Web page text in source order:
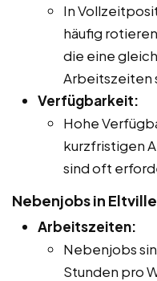
In
häufig
die eine
Arbeitszeiten
Verfügbarkeit:
Hohe
kurzfristigen
sind oft
Nebenjobs in
Arbeitszeiten:
Nebenjobs
Stunden pro